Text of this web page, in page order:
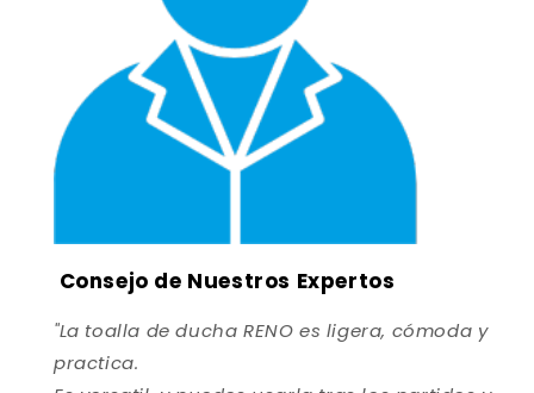
Consejo de Nuestros Expertos
"La toalla de ducha RENO es ligera, cómoda y
practica.